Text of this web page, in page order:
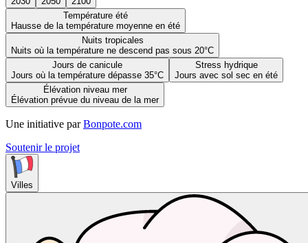
Température été
Hausse de la température moyenne en été
Nuits tropicales
Nuits où la température ne descend pas sous 20°C
Jours de canicule
Jours où la température dépasse 35°C
Stress hydrique
Jours avec sol sec en été
Élévation niveau mer
Élévation prévue du niveau de la mer
Une initiative par Bonpote.com
Soutenir le projet
Villes